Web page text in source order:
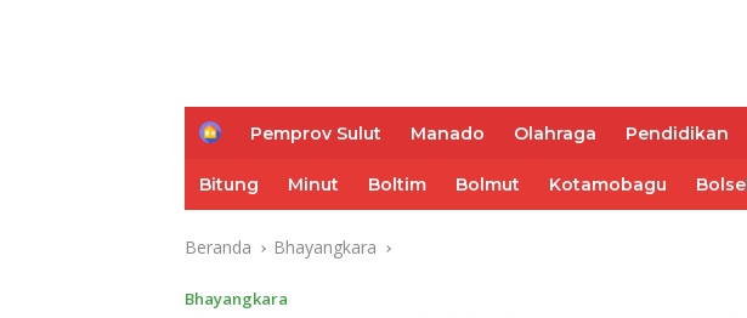
H
e
Pemprov Sulut Manado Olahraga Pendidikan
Bitung Minut Boltim Bolmut Kotamobagu Bolsel
Beranda Bhayangkara
Bhayangkara